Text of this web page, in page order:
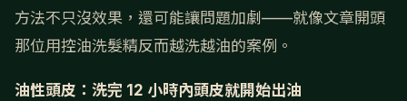
方法不只沒效果，還可能讓問題加劇——就像文章開頭
那位用控油洗髮精反而越洗越油的案例。
油性頭皮：洗完 12 小時內頭皮就開始出油